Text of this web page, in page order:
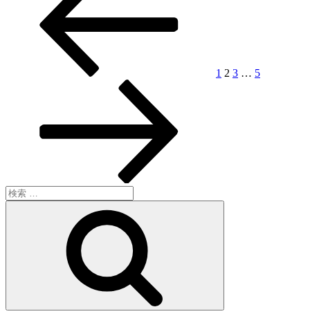
1 2 3 … 5
検
索: